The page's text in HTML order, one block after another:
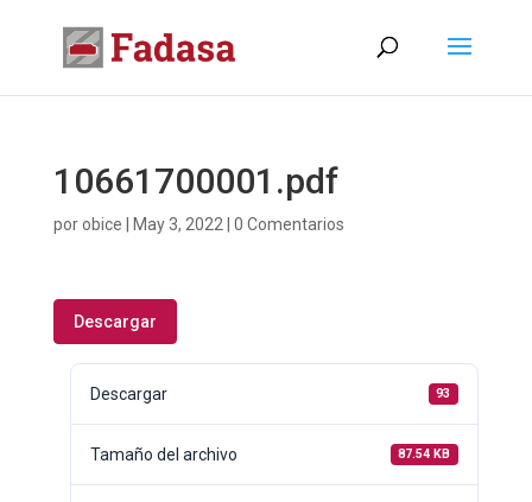
10661700001.pdf
porobice May 3, 2022 0 Comentarios
Descargar
Descargar 93
Tamaño del archivo 87.54 KB